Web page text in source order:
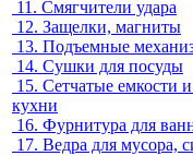
11. Смягчители удара
12. Защелки, магниты
13. Подъемные
14. Сушки для посуды
15. Сетчатые емкости
кухни
16. Фурнитура для
17. Ведра для мусора,